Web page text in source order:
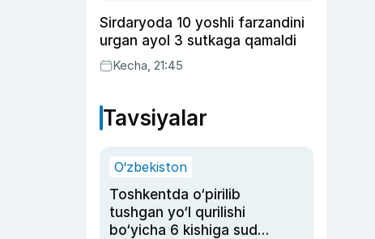
Sirdaryoda 10 yoshli farzandini
urgan ayol 3 sutkaga qamaldi
Kecha, 21:45
Tavsiyalar
O‘zbekiston
Toshkentda o‘pirilib
tushgan yo‘l qurilishi
bo‘yicha 6 kishiga sud